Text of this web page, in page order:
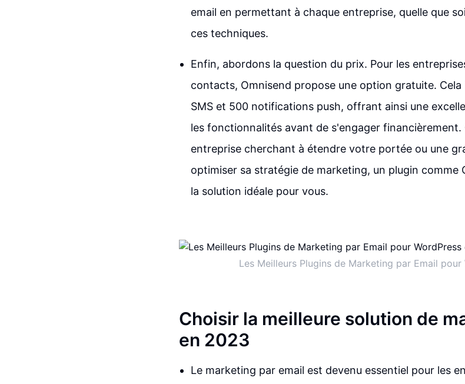
email en permettant à chaque entreprise, quelle que
ces techniques.
Enfin, abordons la question du prix. Pour les
contacts, Omnisend propose une option gratuite.
SMS et 500 notifications push, offrant ainsi une
les fonctionnalités avant de s'engager financièrement.
entreprise cherchant à étendre votre portée ou une
optimiser sa stratégie de marketing, un plugin comme
la solution idéale pour vous.
Les Meilleurs Plugins de Marketing par Email pour
Choisir la meilleure solution de
en 2023
Le marketing par email est devenu essentiel pour les